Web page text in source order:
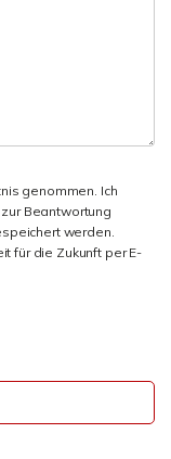
genommen. Ich
Beantwortung
werden.
für die Zukunft per E-